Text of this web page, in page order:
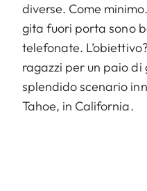
diverse. Come
gita fuori porta sono
telefonate.
ragazzi per un paio
splendido scenario
Tahoe, in California.